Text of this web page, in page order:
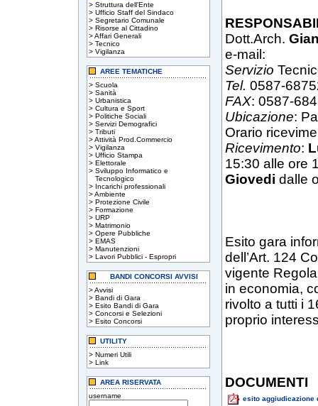
> Struttura dell'Ente
> Ufficio Staff del Sindaco
> Segretario Comunale
> Risorse al Cittadino
>Affari Generali
> Tecnico
> Vigilanza
AREE TEMATICHE
> Scuola
> Sanità
> Urbanistica
> Cultura e Sport
> Politiche Sociali
> Servizi Demografici
> Tributi
>Attività Prod.Commercio
> Vigilanza
> Ufficio Stampa
> Elettorale
> Sviluppo Informatico e
Tecnologico
> Incarichi professionali
>Ambiente
> Protezione Civile
> Formazione
> URP
> Matrimonio
> Opere Pubbliche
> EMAS
> Manutenzioni
> Lavori Pubblici - Espropri
BANDI CONCORSI AVVISI
>Avvisi
> Bandi di Gara
> Esito Bandi di Gara
> Concorsi e Selezioni
> Esito Concorsi
UTILITY
> Numeri Utili
> Link
AREA RISERVATA
username
Dott.Arch.
e-mail:
Servizio
Tel. 0587-
FAX: 0587-
Ubicazione:
Orario
Ricevimento:
15:30 alle ore
Giovedi dalle
Esito gara
dell’Art. 124
vigente
in economia,
rivolto a tutti i
proprio
DOCUMENTI
esito aggiudicazione